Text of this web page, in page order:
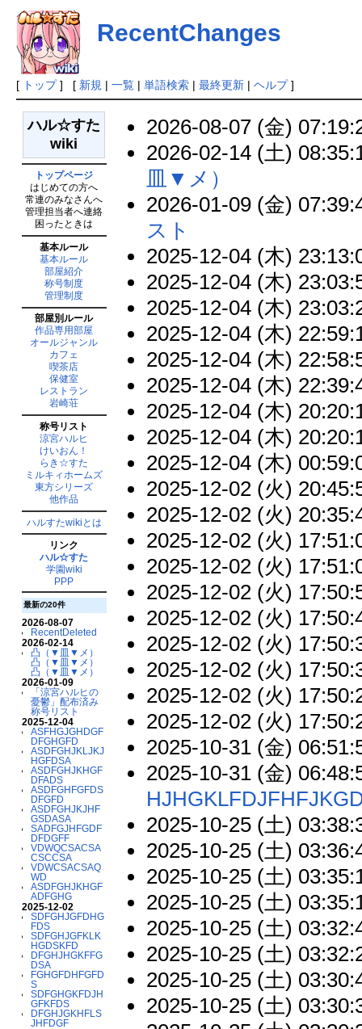
RecentChanges
[ トップ] [ 新規 | 一覧| 単語検索| 最終更新| ヘルプ]
ハル☆すた
wiki
トップページ
はじめての方へ
常連のみなさんへ
管理担当者へ連絡
困ったときは
基本ルール
基本ルール
部屋紹介
称号制度
管理制度
部屋別ルール
作品専用部屋
オールジャンル
カフェ
喫茶店
保健室
レストラン
岩崎荘
称号リスト
涼宮ハルヒ
けいおん！
らき☆すた
ミルキィホームズ
東方シリーズ
他作品
ハルすたwikiとは
リンク
ハル☆すた
学園wiki
PPP
最新の20件
2026-08-07
RecentDeleted
2026-02-14
凸（▼皿▼メ）
凸（▼皿▼メ）
凸（▼皿▼メ）
2026-01-09
「涼宮ハルヒの
憂鬱」配布済み
称号リスト
2025-12-04
ASFHGJGHDGF
DFGHGFD
ASDFGHJKLJKJ
HGFDSA
ASDFGHJKHGF
DFADS
ASDFGHFGFDS
DFGFD
ASDFGHJKJHF
GSDASA
SADFGJHFGDF
DFDGFF
VDWQCSACSA
CSCCSA
VDWCSACSAQ
WD
ASDFGHJKHGF
ADFGHG
2025-12-02
SDFGHJGFDHG
FDS
SDFGHJGFKLK
HGDSKFD
DFGHJHGKFFG
DSA
FGHGFDHFGFD
S
SDFGHGKFDJH
GFKFDS
DFGHJGKHFLS
JHFDGF
2026-08-07 (金)
2026-02-14 (土)
皿▼メ）
2026-01-09 (金)
スト
2025-12-04 (木)
2025-12-04 (木)
2025-12-04 (木)
2025-12-04 (木)
2025-12-04 (木)
2025-12-04 (木)
2025-12-04 (木)
2025-12-04 (木)
2025-12-04 (木)
2025-12-02 (火)
2025-12-02 (火)
2025-12-02 (火)
2025-12-02 (火)
2025-12-02 (火)
2025-12-02 (火)
2025-12-02 (火)
2025-12-02 (火)
2025-12-02 (火)
2025-12-02 (火)
2025-10-31 (金)
2025-10-31 (金)
2025-10-25 (土)
2025-10-25 (土)
2025-10-25 (土)
2025-10-25 (土)
2025-10-25 (土)
2025-10-25 (土)
2025-10-25 (土)
2025-10-25 (土)